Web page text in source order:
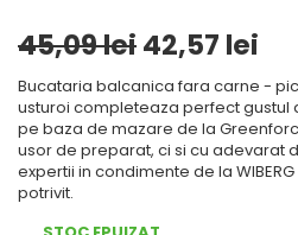
Otet Wiberg Gastro
Piper
Produse de patiserie
Frisca si smantana
Sare
Sare de mare din Franta / Italia /
Vase gatit speciale
Suporturi pentru oale
Tigai wok
Capace pentru vase de gatit
Vase cu inductie
Seturi de oale si tigai
45,09 lei42,57 lei
Bucataria balcanica fara carne -
usturoi completeaza perfect gustul
pe baza de mazare de la
usor de preparat, ci si cu adevarat
expertii in condimente de la
potrivit.